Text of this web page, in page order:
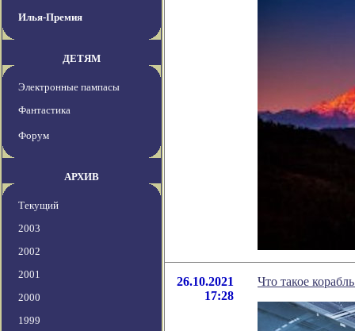
Илья-Премия
ДЕТЯМ
Электронные пампасы
Фантастика
Форум
АРХИВ
Текущий
2003
2002
2001
2000
1999
26.10.2021
17:28
Что такое